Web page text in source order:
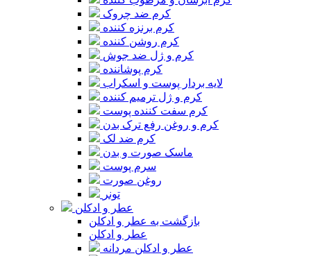
کرم ضد چروک
کرم برنزه کننده
کرم روشن کننده
کرم و ژل ضد جوش
کرم پوشاننده
لایه بردار پوست و اسکراب
کرم و ژل ترمیم کننده
کرم سفت کننده پوست
کرم و روغن رفع ترک بدن
کرم ضد لک
ماسک صورت و بدن
سرم پوست
روغن صورت
تونر
عطر و ادکلن
بازگشت به عطر و ادکلن
عطر و ادکلن
عطر و ادکلن مردانه